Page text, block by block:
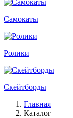
Самокаты
Ролики
Скейтборды
Главная
Каталог